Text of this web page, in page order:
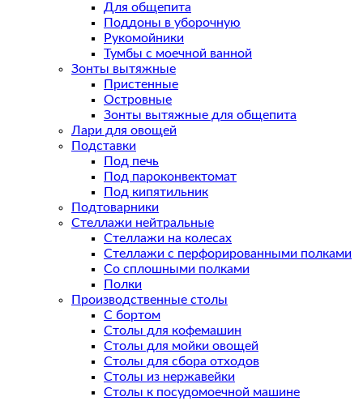
Для общепита
Поддоны в уборочную
Рукомойники
Тумбы с моечной ванной
Зонты вытяжные
Пристенные
Островные
Зонты вытяжные для общепита
Лари для овощей
Подставки
Под печь
Под пароконвектомат
Под кипятильник
Подтоварники
Стеллажи нейтральные
Стеллажи на колесах
Стеллажи с перфорированными полками
Со сплошными полками
Полки
Производственные столы
С бортом
Столы для кофемашин
Столы для мойки овощей
Столы для сбора отходов
Столы из нержавейки
Столы к посудомоечной машине